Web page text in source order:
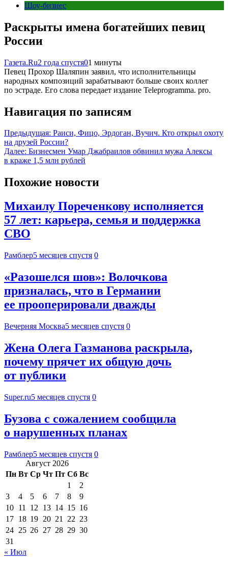
Шоу-бизнес
Раскрыты имена богатейших певиц
России
Газета.Ru2 года спустя01 минуты
Певец Прохор Шаляпин заявил, что исполнительницы
народных композиций зарабатывают больше своих коллег
по эстраде. Его слова передает издание Teleprogramma. pro.
Навигация по записям
Предыдущая: Раиси, Фицо, Эрдоган, Вучич. Кто открыл охоту
на друзей России?
Далее: Бизнесмен Умар Джабраилов обвинил мужа Алексы
в краже 1,5 млн рублей
Похожие новости
Михаилу Пореченкову исполняется
57 лет: карьера, семья и поддержка
СВО
Рамблер5 месяцев спустя 0
«Разошелся шов»: Волочкова
призналась, что в Германии
ее прооперировали дважды
Вечерняя Москва5 месяцев спустя 0
Жена Олега Газманова раскрыла,
почему прячет их общую дочь
от публики
Super.ru5 месяцев спустя 0
Бузова с сожалением сообщила
о нарушенных планах
Рамблер5 месяцев спустя 0
Август 2026
Пн Вт Ср Чт Пт Сб Вс
1
2
3
4 5 6 7 8
9
10 11 12 13 14 15 16
17 18 19 20 21 22 23
24 25 26 27 28 29 30
31
« Июл